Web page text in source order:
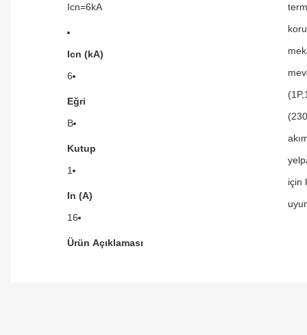
Icn=6kA
Icn (kA)
6
Eğri
B
Kutup
1
In (A)
16
Ürün Açıklaması
için